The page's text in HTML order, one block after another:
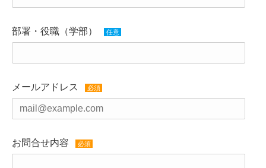
部署・役職（学部） 任意
メールアドレス 必須
お問合せ内容 必須